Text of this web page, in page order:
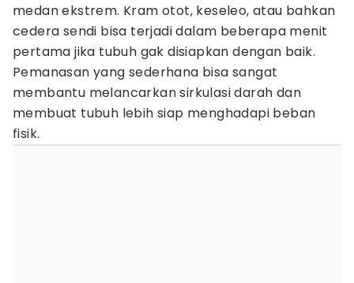
medan ekstrem. Kram otot, keseleo, atau bahkan
cedera sendi bisa terjadi dalam beberapa menit
pertama jika tubuh gak disiapkan dengan baik.
Pemanasan yang sederhana bisa sangat
membantu melancarkan sirkulasi darah dan
membuat tubuh lebih siap menghadapi beban
fisik.